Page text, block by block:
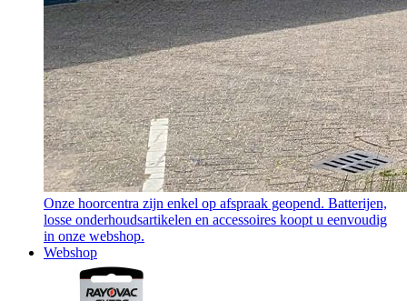
Onze hoorcentra zijn enkel op afspraak geopend. Batterijen,
losse onderhoudsartikelen en accessoires koopt u eenvoudig
in onze webshop.
Webshop